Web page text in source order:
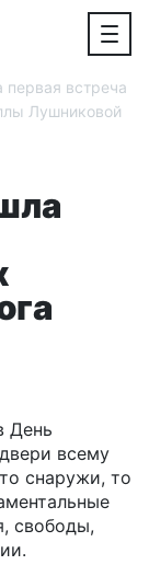
встреча
Лушниковой
День
всему
снаружи, то
свободы,